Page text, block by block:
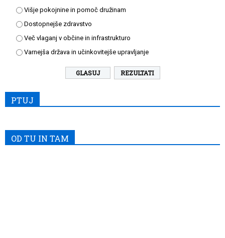
Višje pokojnine in pomoč družinam
Dostopnejše zdravstvo
Več vlaganj v občine in infrastrukturo
Varnejša država in učinkovitejše upravljanje
REZULTATI
PTUJ
OD TU IN TAM